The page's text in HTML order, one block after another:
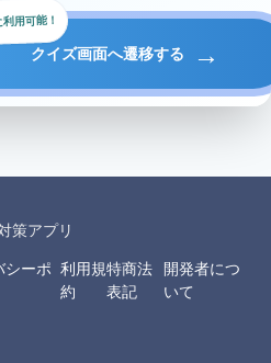
クイズ画面へ遷移する →
用可能！
策アプリ
シーポ 利用規
約
特商法
表記
開発者につ
いて